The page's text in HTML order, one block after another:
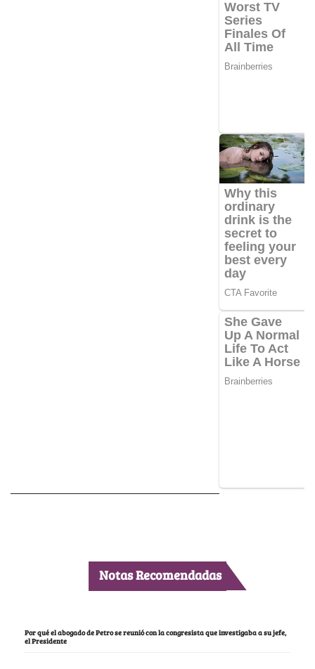
Notas Recomendadas
Por qué el abogado de Petro se reunió con la congresista que investigaba a su jefe,
el Presidente